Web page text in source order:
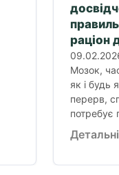
раціон
Мозок,
як і будь
перерв,
потребує